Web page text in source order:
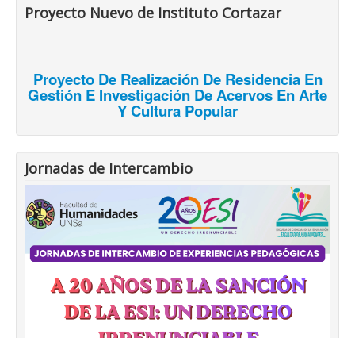
Proyecto Nuevo de Instituto Cortazar
Proyecto De Realización De Residencia En
Gestión E Investigación De Acervos En Arte
Y Cultura Popular
Jornadas de Intercambio